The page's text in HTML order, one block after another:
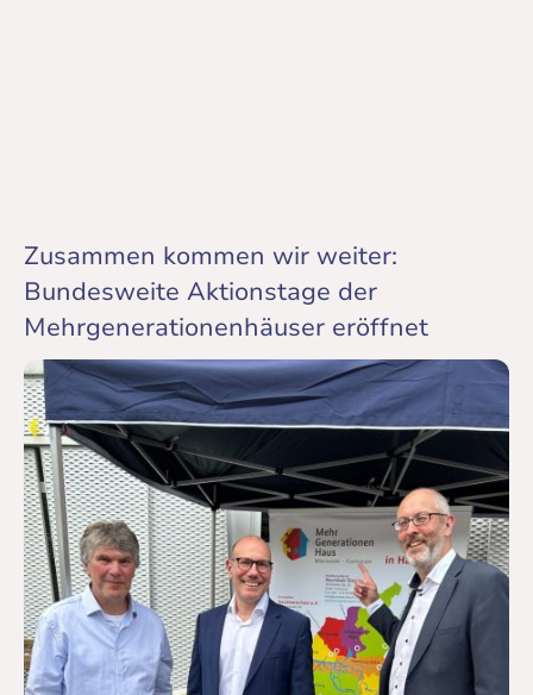
Zusammen kommen wir weiter:
Bundesweite Aktionstage der
Mehrgenerationenhäuser eröffnet